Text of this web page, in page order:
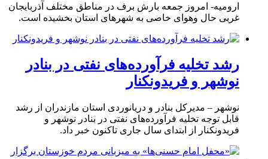
ارومیه- امروز جمعه بارش برف در مناطق مختلف آذربایجان
غربی حال وهوای خاصی به شهرهای استان بخشیده است.
رشد تخلیه فرآورده‌های نفتی در بنادر
نوشهر و فریدونکنار
نوشهر – مدیرکل بنادر و دریانوردی استان مازندران از رشد
قابل توجه تخلیه فرآورده‌های نفتی در بنادر نوشهر و
فریدونکنار از ابتدای سال جاری تاکنون خبر داد.